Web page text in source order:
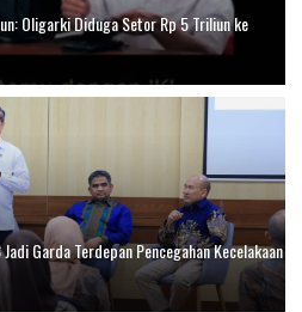
Oligarki Diduga Setor Rp 5 Triliun ke
Garda Terdepan Pencegahan Kecelakaan